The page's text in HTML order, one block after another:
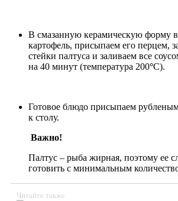
В смазанную керамическую форму
картофель, присыпаем его перцем,
стейки палтуса и заливаем все
на 40 минут (температура 200°С).
Готовое блюдо присыпаем
к столу.
Важно!
Палтус – рыба жирная, поэтому ее
готовить с минимальным
Читайте также